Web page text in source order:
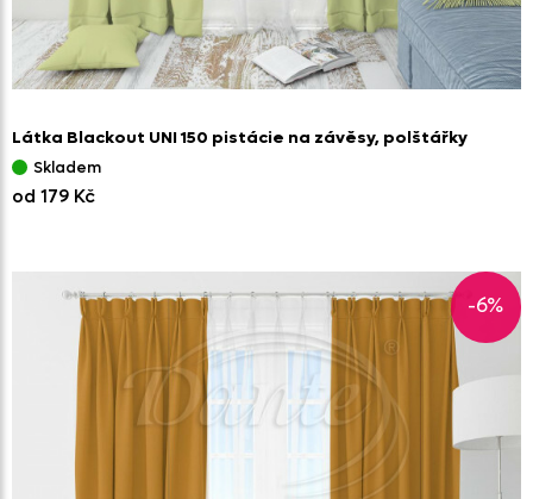
Látka Blackout UNI 150 pistácie na závěsy, polštářky
Skladem
od 179 Kč
-6%